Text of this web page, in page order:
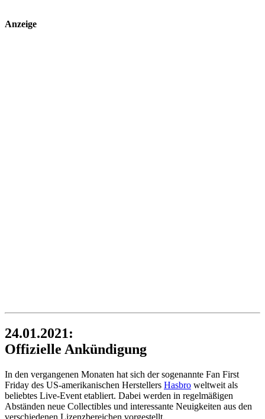
Anzeige
24.01.2021:
Offizielle Ankündigung
In den vergangenen Monaten hat sich der sogenannte Fan First
Friday des US-amerikanischen Herstellers Hasbro weltweit als
beliebtes Live-Event etabliert. Dabei werden in regelmäßigen
Abständen neue Collectibles und interessante Neuigkeiten aus den
verschiedenen Lizenzbereichen vorgestellt.